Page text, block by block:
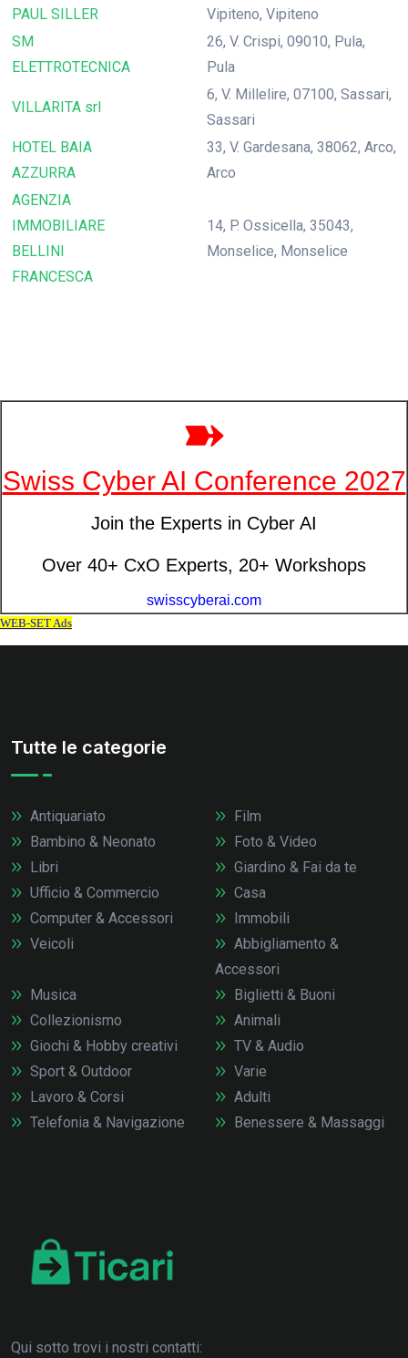
PAUL SILLER
Vipiteno, Vipiteno
SM
ELETTROTECNICA
26, V. Crispi, 09010, Pula,
Pula
VILLARITA srl
6, V. Millelire, 07100, Sassari,
Sassari
HOTEL BAIA
AZZURRA
33, V. Gardesana, 38062, Arco,
Arco
AGENZIA
IMMOBILIARE
BELLINI
FRANCESCA
14, P. Ossicella, 35043,
Monselice, Monselice
Tutte le categorie
Antiquariato
Bambino & Neonato
Libri
Ufficio & Commercio
Computer & Accessori
Veicoli
Film
Foto & Video
Giardino & Fai da te
Casa
Immobili
Abbigliamento &
Accessori
Musica
Collezionismo
Giochi & Hobby creativi
Sport & Outdoor
Lavoro & Corsi
Telefonia & Navigazione
Biglietti & Buoni
Animali
TV & Audio
Varie
Adulti
Benessere & Massaggi
Qui sotto trovi i nostri contatti: